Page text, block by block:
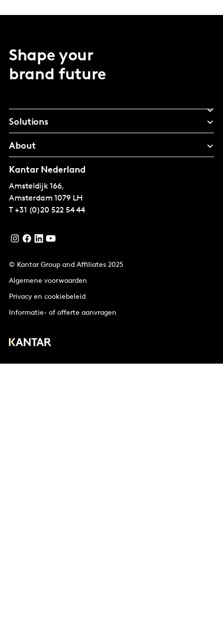
Shape your
brand future
Solutions
About
Kantar Nederland
Amsteldijk 166,
Amsterdam 1079 LH
T +31 (0)20 522 54 44
© Kantar Group and Affiliates 2025
Algemene voorwaarden
Privacy en cookiebeleid
Informatie- of offerte aanvragen